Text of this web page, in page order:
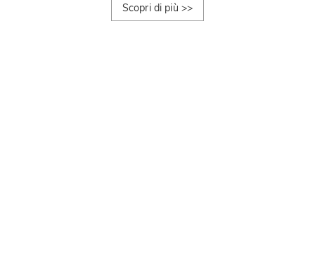
Scopri di più >>